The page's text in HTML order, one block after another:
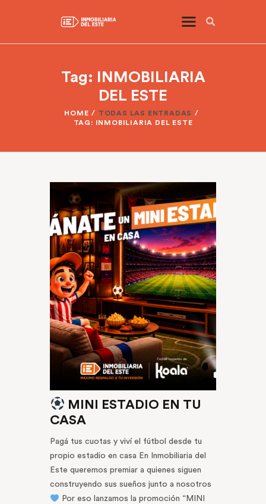
Tag: INMOBILIARIA
DEL ESTE
HOME
TODAS LAS ENTRADAS
TAG: INMOBILIARIA DEL ESTE
MINI ESTADIO EN TU
CASA
Pagá tus cuotas y viví el fútbol desde tu
propio estadio en casa En Inmobiliaria del
Este queremos premiar a quienes siguen
construyendo sus sueños junto a nosotros
Por eso lanzamos la promoción “MINI